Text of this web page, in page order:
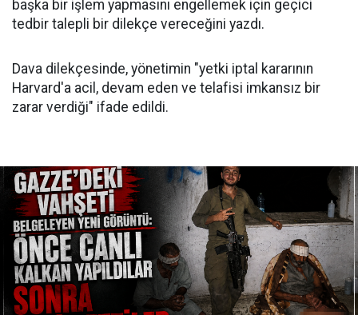
başka bir işlem yapmasını engellemek için geçici
tedbir talepli bir dilekçe vereceğini yazdı.
Dava dilekçesinde, yönetimin "yetki iptal kararının
Harvard'a acil, devam eden ve telafisi imkansız bir
zarar verdiği" ifade edildi.